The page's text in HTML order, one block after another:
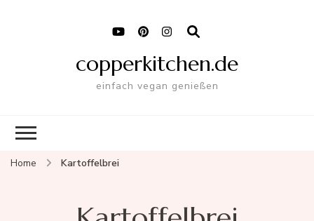
copperkitchen.de
einfach vegan genießen
Home Kartoffelbrei